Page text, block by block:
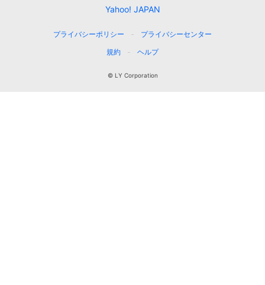
Yahoo! JAPAN
プライバシーポリシー
プライバシーセンター
規約
ヘルプ
© LY Corporation